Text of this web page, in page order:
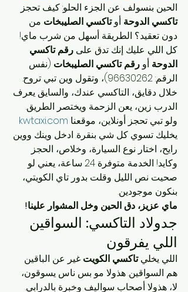
الحين بنسولف عن الجزء الحلو: كيف تحجز
تاكسي الدوحة أو تاكسي الصليبخات من
دون تعقيد؟ الطريقة أسهل من شرب ماي!
كل اللي عليك إنك تدق على رقم تاكسي
الدوحة أو رقم تاكسي الصليبخات (نفس
الرقم: 96630262)، وتقول وين تبي تروح.
خلال دقايق، التاكسي عندك، والسايق يعرف
الدرب زين، يعن الزحمة ويختصر الطريق.
ولو تبي تحجز أونلاين، موقعنا kwtaxi.com
يخليك تسوي كل شي بنقرة. ادخل وينك ووين
رايح، اختار نوع السيارة، وخلاص، الحجز
وكايد! الخدمة متوفرة 24 ساعة، يعني لو
صحيت نص الليل وقلت بدور تاي الكويتي،
بنكون موجودين.
ماي عزيز، دق الحين وخل المشوار علينا!
جدولاد التاكسي: السواقين
اللي يفرقون
اللي يخلي تاكسي الكويت غير عن الباقين
هم السواقين. هذولا مو بس ناس يسوقون،
لا، هذولا أصحاب سواليف وخبرة بالدرابي.